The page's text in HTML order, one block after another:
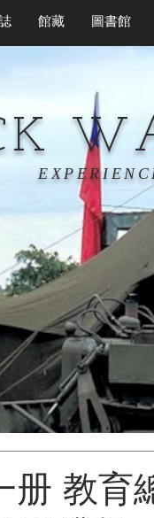
館藏 圖書館
册 教育